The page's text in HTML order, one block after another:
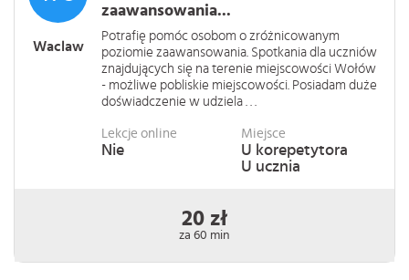
Waclaw
zaawansowania...
Potrafię pomóc osobom o zróżnicowanym
poziomie zaawansowania. Spotkania dla uczniów
znajdujących się na terenie miejscowości Wołów
- możliwe pobliskie miejscowości. Posiadam duże
doświadczenie w udziela . . .
Lekcje online
Nie
Miejsce
U korepetytora
U ucznia
20 zł
za 60 min